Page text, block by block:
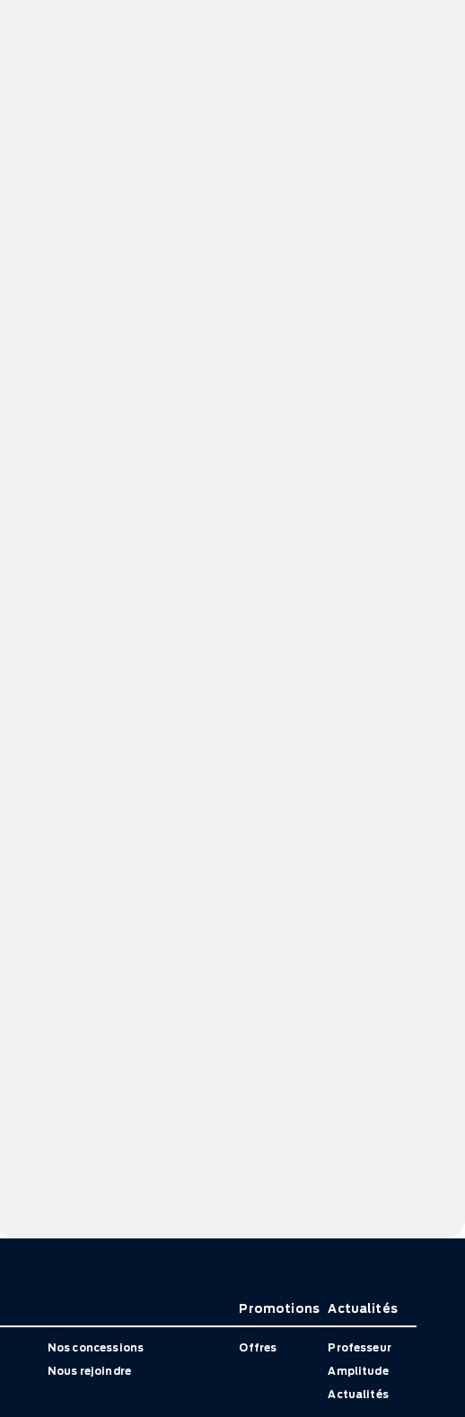
Nos concessions
Nous rejoindre
Promotions
Offres
Actualités
Professeur
Amplitude
Actualités